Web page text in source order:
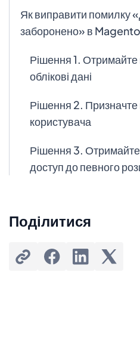
Як виправити помилку
заборонено» в
Рішення 1. Отримайте
облікові дані
Рішення 2.
користувача
Рішення 3.
доступ до певного
Поділитися